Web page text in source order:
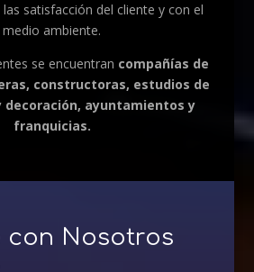
satisfacción del cliente y con el
medio ambiente.
se encuentran compañías de
constructoras, estudios de
ayuntamientos y
franquicias.
con Nosotros